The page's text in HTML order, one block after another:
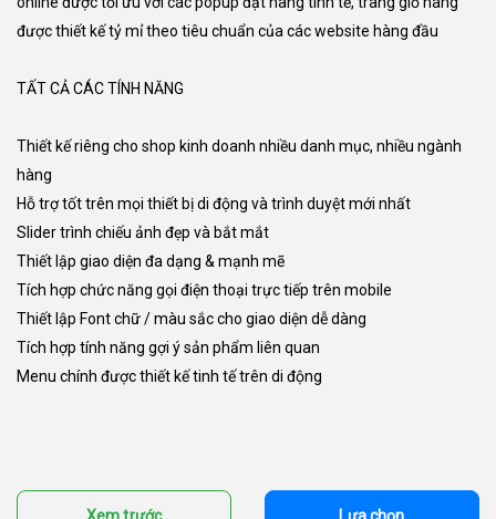
được thiết kế tỷ mỉ theo tiêu chuẩn của các website hàng đầu
TẤT CẢ CÁC TÍNH NĂNG
Thiết kế riêng cho shop kinh doanh nhiều danh mục, nhiều ngành
hàng
Hỗ trợ tốt trên mọi thiết bị di động và trình duyệt mới nhất
Slider trình chiếu ảnh đẹp và bắt mắt
Thiết lập giao diện đa dạng & mạnh mẽ
Tích hợp chức năng gọi điện thoại trực tiếp trên mobile
Thiết lập Font chữ / màu sắc cho giao diện dễ dàng
Tích hợp tính năng gợi ý sản phẩm liên quan
Menu chính được thiết kế tinh tế trên di động